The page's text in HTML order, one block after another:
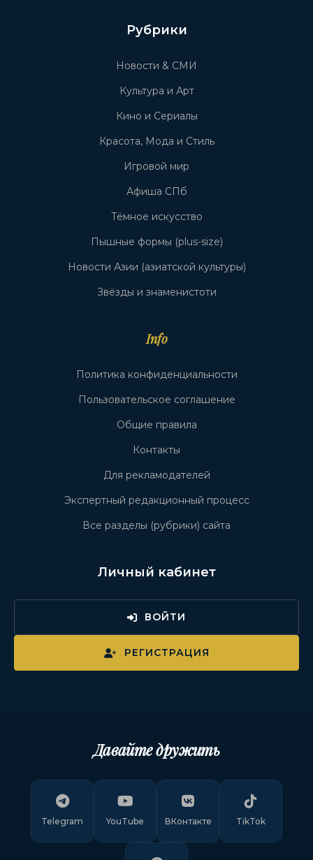
Рубрики
Новости & СМИ
Культура и Арт
Кино и Сериалы
Красота, Мода и Стиль
Игровой мир
Афиша СПб
Тёмное искусство
Пышные формы (plus-size)
Новости Азии (азиатской культуры)
Звёзды и знаменистоти
Info
Политика конфиденциальности
Пользовательское соглашение
Общие правила
Контакты
Для рекламодателей
Экспертный редакционный процесс
Все разделы (рубрики) сайта
Личный кабинет
ВОЙТИ
РЕГИСТРАЦИЯ
Давайте дружить
Telegram YouTube ВКонтакте TikTok